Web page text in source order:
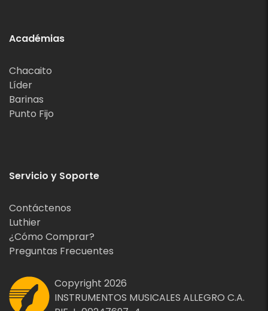
Académias
Chacaito
Líder
Barinas
Punto Fijo
Servicio y Soporte
Contáctenos
Luthier
¿Cómo Comprar?
Preguntas Frecuentes
Copyright 2026
INSTRUMENTOS MUSICALES ALLEGRO C.A.